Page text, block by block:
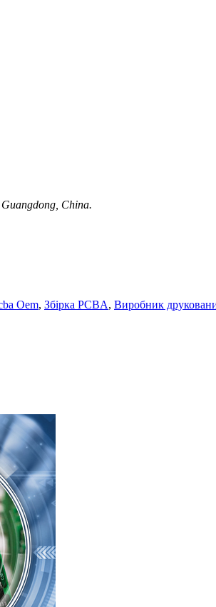
China.
Oem, Збірка PCBA, Виробник